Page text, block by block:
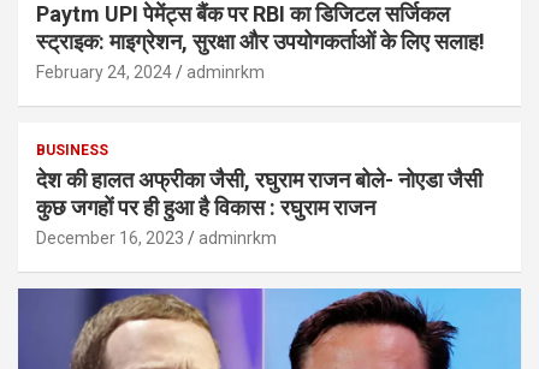
Paytm UPI पेमेंट्स बैंक पर RBI का डिजिटल सर्जिकल
स्ट्राइक: माइग्रेशन, सुरक्षा और उपयोगकर्ताओं के लिए सलाह!
February 24, 2024 adminrkm
BUSINESS
देश की हालत अफ्रीका जैसी, रघुराम राजन बोले- नोएडा जैसी
कुछ जगहों पर ही हुआ है विकास : रघुराम राजन
December 16, 2023 adminrkm